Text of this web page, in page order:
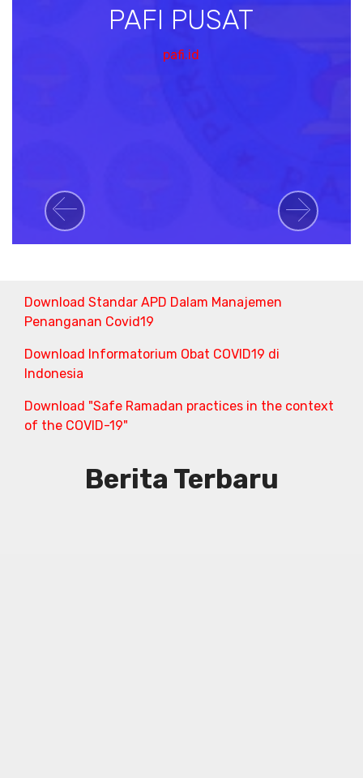
PAFI PUSAT
pafi.id
Previous Next
Download Standar APD Dalam Manajemen
Penanganan Covid19
Download Informatorium Obat COVID19 di
Indonesia
Download "Safe Ramadan practices in the context
of the COVID-19"
Berita Terbaru